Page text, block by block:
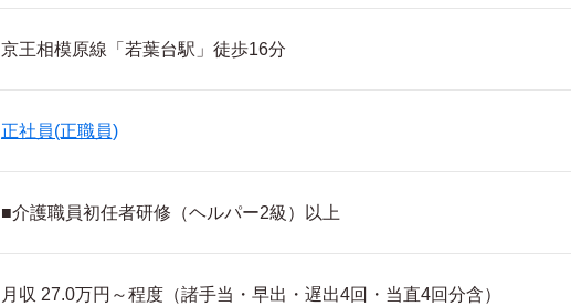
京王相模原線「若葉台駅」徒歩16分
正社員(正職員)
■介護職員初任者研修（ヘルパー2級）以上
月収 27.0万円～程度（諸手当・早出・遅出4回・当直4回分含）